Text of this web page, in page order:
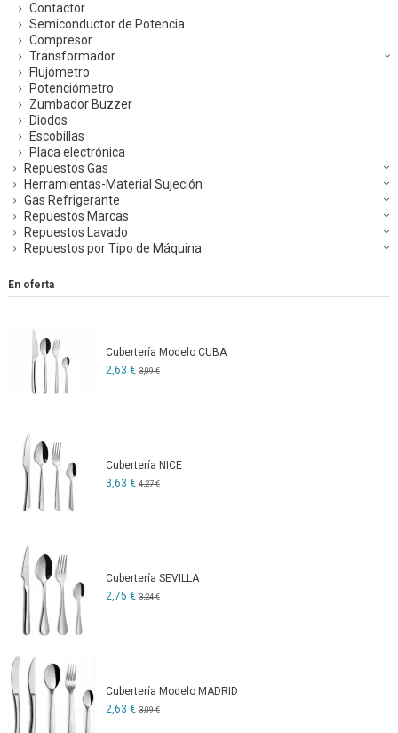
Contactor
Semiconductor de Potencia
Compresor
Transformador
Flujómetro
Potenciómetro
Zumbador Buzzer
Diodos
Escobillas
Placa electrónica
Repuestos Gas
Herramientas-Material Sujeción
Gas Refrigerante
Repuestos Marcas
Repuestos Lavado
Repuestos por Tipo de Máquina
En oferta
Cubertería Modelo CUBA
2,63 € 3,09 €
Cubertería NICE
3,63 € 4,27 €
Cubertería SEVILLA
2,75 € 3,24 €
Cubertería Modelo MADRID
2,63 € 3,09 €